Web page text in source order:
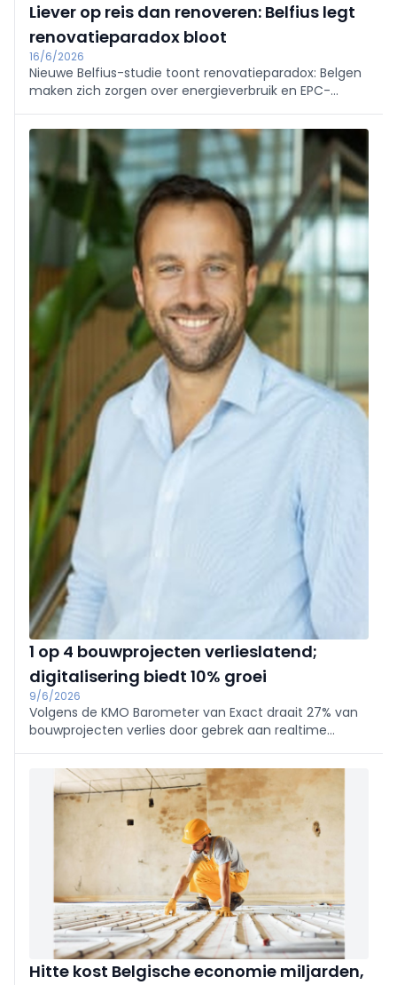
Liever op reis dan renoveren: Belfius legt
renovatieparadox bloot
16/6/2026
Nieuwe Belfius-studie toont renovatieparadox: Belgen
maken zich zorgen over energieverbruik en EPC-
Complexiteit en financiering (25-50k, vaak boven
budget) remmen af. Belfius belooft begeleiding, tools,
partnernetwerk en verzekering.
1 op 4 bouwprojecten verlieslatend;
digitalisering biedt 10% groei
9/6/2026
Volgens de KMO Barometer van Exact draait 27% van
bouwprojecten verlies door gebrek aan realtime
met volledig project- en capaciteitszicht circa 10%
extra omzet. Inflatie en laattijdige betalingen (gem.
€20.000) drukken marges.
Hitte kost Belgische economie miljarden,